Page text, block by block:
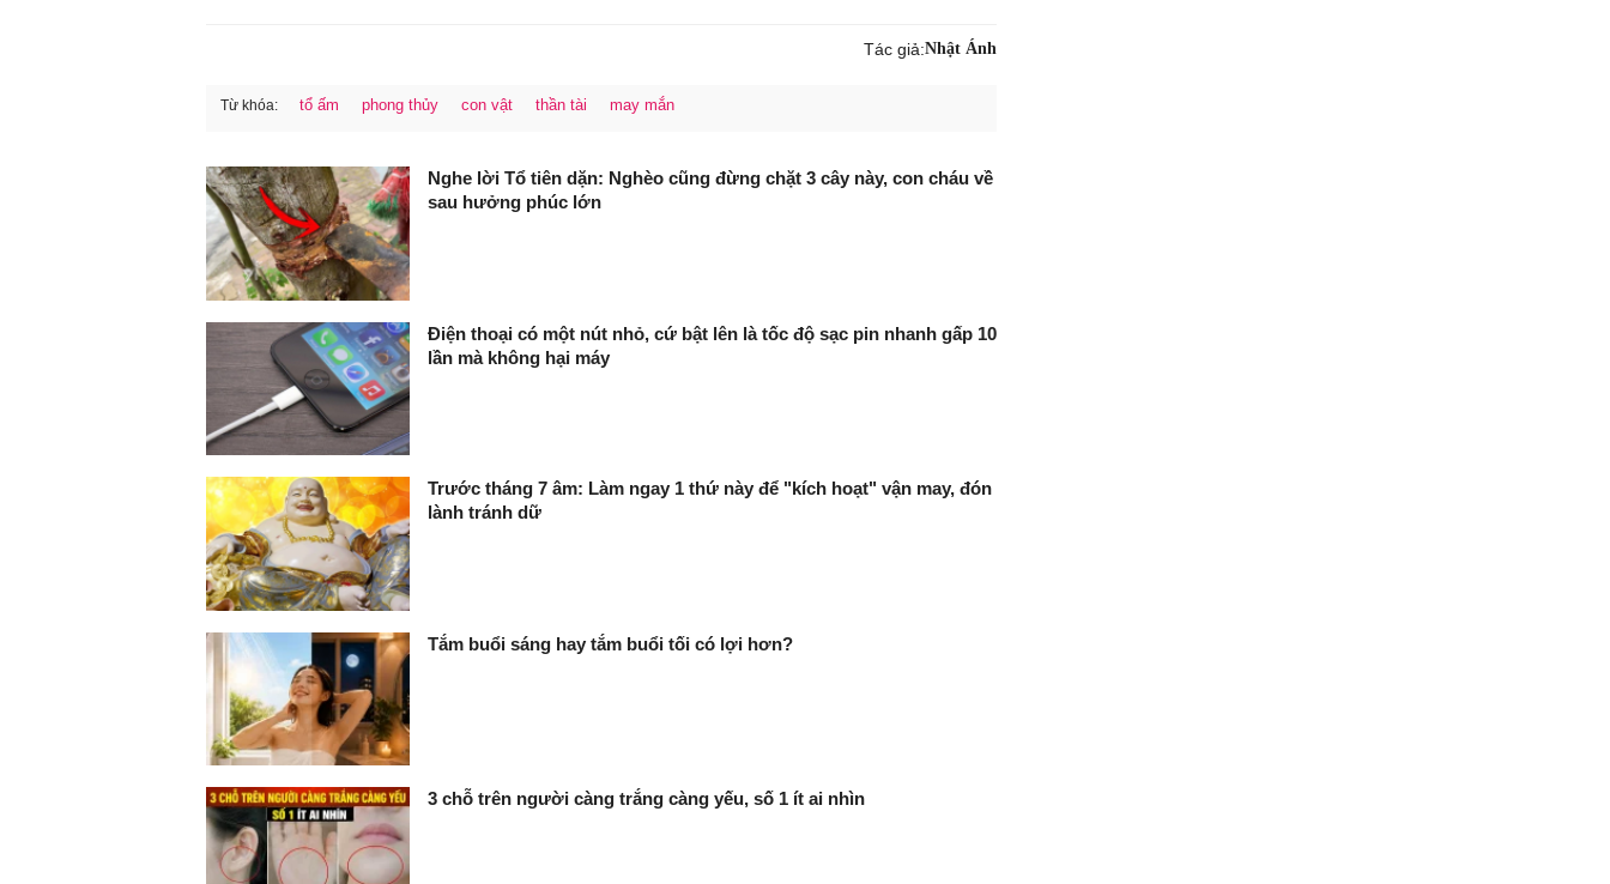
Tác giả:Nhật Ánh
Từ khóa: tổ ấm phong thủy con vật thần tài may mắn
Nghe lời Tổ tiên dặn: Nghèo cũng đừng chặt 3 cây này, con cháu về
sau hưởng phúc lớn
Điện thoại có một nút nhỏ, cứ bật lên là tốc độ sạc pin nhanh gấp 10
lần mà không hại máy
Trước tháng 7 âm: Làm ngay 1 thứ này để "kích hoạt" vận may, đón
lành tránh dữ
Tắm buổi sáng hay tắm buổi tối có lợi hơn?
3 chỗ trên người càng trắng càng yếu, số 1 ít ai nhìn